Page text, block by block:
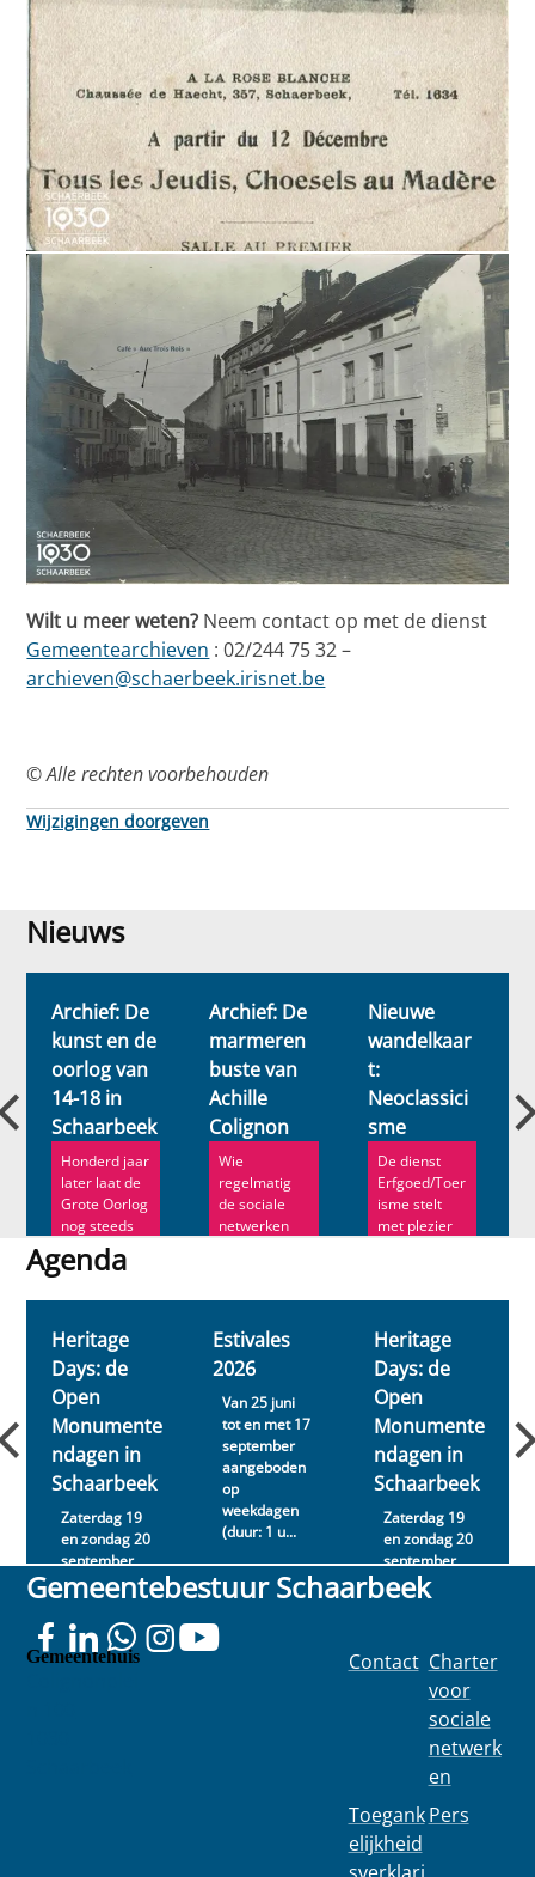
Wilt u meer weten? Neem contact op met de dienst
Gemeentearchieven : 02/244 75 32 –
archieven@schaerbeek.irisnet.be
© Alle rechten voorbehouden
Wijzigingen doorgeven
Nieuws
Nieuws
Archief: De
kunst en de
oorlog van
14-18 in
Schaarbeek
Honderd jaar
later laat de
Grote Oorlog
nog steeds
onuitwisbare
Archief: De
marmeren
buste van
Achille
Colignon
Wie
regelmatig
de sociale
netwerken
Nieuwe
wandelkaar
t:
Neoclassici
sme
De dienst
Erfgoed/Toer
isme stelt
met plezier
Agenda
Agenda
Heritage
Days: de
Open
Monumente
ndagen in
Schaarbeek
Zaterdag 19
en zondag 20
september
2026
Estivales
2026
Van 25 juni
tot en met 17
september
aangeboden
op
weekdagen
(duur: 1 u...
Heritage
Days: de
Open
Monumente
ndagen in
Schaarbeek
Zaterdag 19
en zondag 20
september
2026
Gemeentebestuur Schaarbeek
Gemeentehuis Contact
Toegank
elijkheid
Charter
voor
sociale
netwerk
en
Pers